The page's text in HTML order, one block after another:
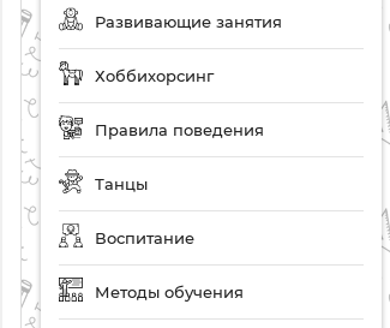
Развивающие занятия
Хоббихорсинг
Правила поведения
Танцы
Воспитание
Методы обучения